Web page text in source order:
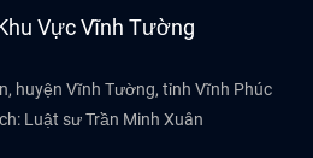
Vực Vĩnh Tường
huyện Vĩnh Tường, tỉnh Vĩnh Phúc
Luật sư Trần Minh Xuân